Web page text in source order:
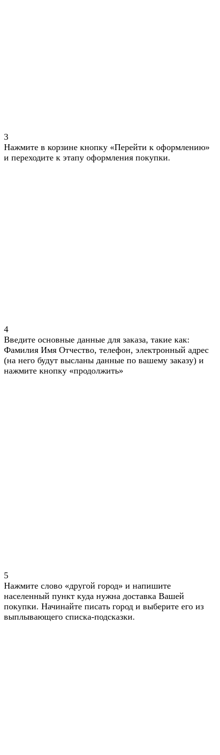
3
Нажмите в корзине кнопку «Перейти к оформлению»
и переходите к этапу оформления покупки.
4
Введите основные данные для заказа, такие как:
Фамилия Имя Отчество, телефон, электронный адрес
(на него будут высланы данные по вашему заказу) и
нажмите кнопку «продолжить»
5
Нажмите слово «другой город» и напишите
населенный пункт куда нужна доставка Вашей
покупки. Начинайте писать город и выберите его из
выплывающего списка-подсказки.